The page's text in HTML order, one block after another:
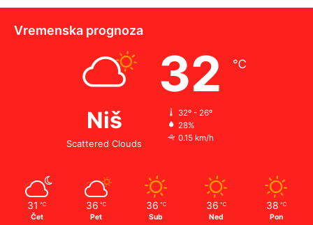
Vremenska prognoza
Niš
Scattered Clouds
32 ℃
32º - 26º
28%
0.15 km/h
31 ℃
Čet
36 ℃
Pet
36 ℃
Sub
36 ℃
Ned
38 ℃
Pon